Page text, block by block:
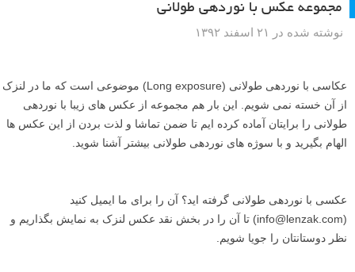
مجموعه عکس با نوردهی طولانی
نوشته شده در ۲۱ اسفند ۱۳۹۲
عکاسی با نوردهی طولانی (Long exposure) موضوعی است که ما در لنزک
از آن خسته نمی شویم. این بار هم مجموعه از عکس های زیبا با نوردهی
طولانی را برایتان آماده کرده ایم تا ضمن تماشا و لذت بردن از این عکس ها
الهام بگیرید و با سوژه های نوردهی طولانی بیشتر آشنا شوید.
عکسی با نوردهی طولانی گرفته اید؟ آن را برای ما ایمیل کنید
(info@lenzak.com) تا آن را در بخش نقد عکس لنزک به نمایش بگذاریم و
نظر دوستانتان را جویا شویم.